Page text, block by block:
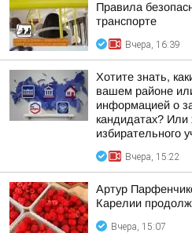
Правила
транспорте
Вчера, 16:39
Хотите знать,
вашем районе
информацией о
кандидатах? Или
избирательного
Вчера, 15:22
Артур
Карелии
Вчера, 15:07